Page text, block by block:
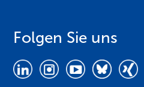
Folgen Sie uns